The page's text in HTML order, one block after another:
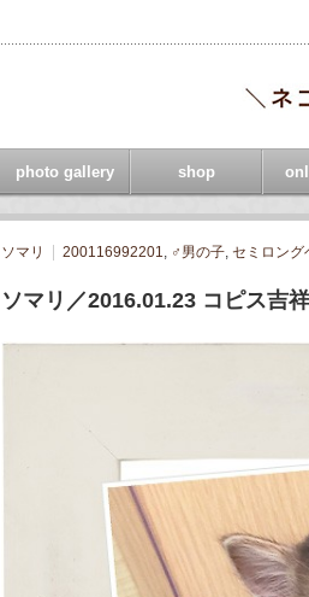
photo gallery shop
ソマリ 200116992201, ♂男の子, セミロング
ソマリ／2016.01.23 コピス吉